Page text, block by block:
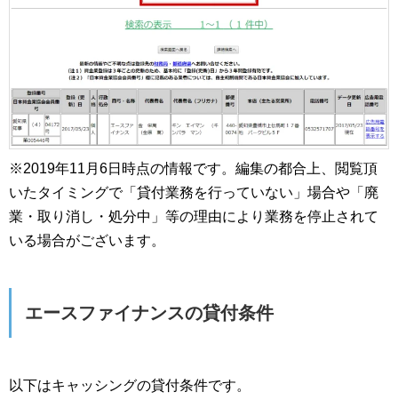
※2019年11月6日時点の情報です。編集の都合上、閲覧頂
いたタイミングで「貸付業務を行っていない」場合や「廃
業・取り消し・処分中」等の理由により業務を停止されて
いる場合がございます。
エースファイナンスの貸付条件
以下はキャッシングの貸付条件です。